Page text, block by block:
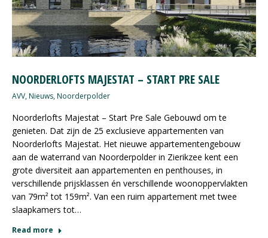
NOORDERLOFTS MAJESTAT – START PRE SALE
AVV,Nieuws,Noorderpolder
Noorderlofts Majestat – Start Pre Sale Gebouwd om te
genieten. Dat zijn de 25 exclusieve appartementen van
Noorderlofts Majestat. Het nieuwe appartementengebouw
aan de waterrand van Noorderpolder in Zierikzee kent een
grote diversiteit aan appartementen en penthouses, in
verschillende prijsklassen én verschillende woonoppervlakten
van 79m² tot 159m². Van een ruim appartement met twee
slaapkamers tot…
Read more